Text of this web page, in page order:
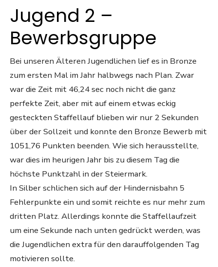
Jugend 2 –
Bewerbsgruppe
Bei unseren Älteren Jugendlichen lief es in Bronze
zum ersten Mal im Jahr halbwegs nach Plan. Zwar
war die Zeit mit 46,24 sec noch nicht die ganz
perfekte Zeit, aber mit auf einem etwas eckig
gesteckten Staffellauf blieben wir nur 2 Sekunden
über der Sollzeit und konnte den Bronze Bewerb mit
1051,76 Punkten beenden. Wie sich herausstellte,
war dies im heurigen Jahr bis zu diesem Tag die
höchste Punktzahl in der Steiermark.
In Silber schlichen sich auf der Hindernisbahn 5
Fehlerpunkte ein und somit reichte es nur mehr zum
dritten Platz. Allerdings konnte die Staffellaufzeit
um eine Sekunde nach unten gedrückt werden, was
die Jugendlichen extra für den darauffolgenden Tag
motivieren sollte.